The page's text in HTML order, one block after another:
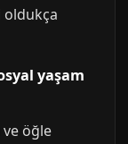
oldukça
yaşam
ve öğle